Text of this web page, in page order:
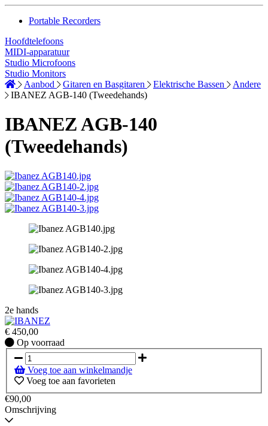
Portable Recorders
Hoofdtelefoons
MIDI-apparatuur
Studio Microfoons
Studio Monitors
Aanbod
Gitaren en Basgitaren Elektrische Bassen
Andere
IBANEZ AGB-140 (Tweedehands)
IBANEZ AGB-140
(Tweedehands)
2e hands
€ 450,00
Op
voorraad
Op voorraad
Voeg toe aan winkelmandje
Voeg toe aan favorieten
€90,00
Omschrijving